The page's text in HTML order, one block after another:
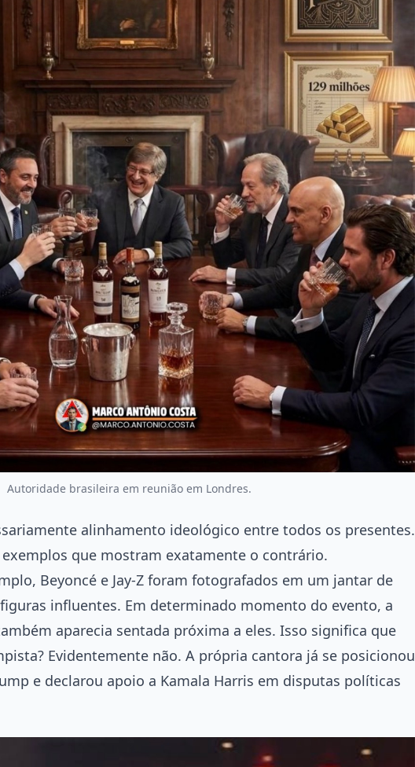
Autoridade brasileira em reunião em Londres.
alinhamento ideológico entre todos os presentes.
que mostram exatamente o contrário.
Beyoncé e Jay-Z foram fotografados em um jantar de
influentes. Em determinado momento do evento, a
aparecia sentada próxima a eles. Isso significa que
Evidentemente não. A própria cantora já se posicionou
e declarou apoio a Kamala Harris em disputas políticas